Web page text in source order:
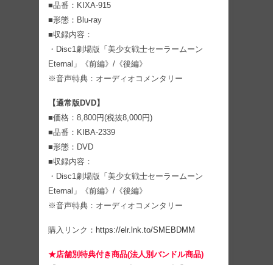
■品番：KIXA-915
■形態：Blu-ray
■収録内容：
・Disc1劇場版「美少女戦士セーラームーン
Eternal」《前編》/《後編》
※音声特典：オーディオコメンタリー
【通常版DVD】
■価格：8,800円(税抜8,000円)
■品番：KIBA-2339
■形態：DVD
■収録内容：
・Disc1劇場版「美少女戦士セーラームーン
Eternal」《前編》/《後編》
※音声特典：オーディオコメンタリー
購入リンク： https://elr.lnk.to/SMEBDMM
★店舗別特典付き商品(法人別バンドル商品)